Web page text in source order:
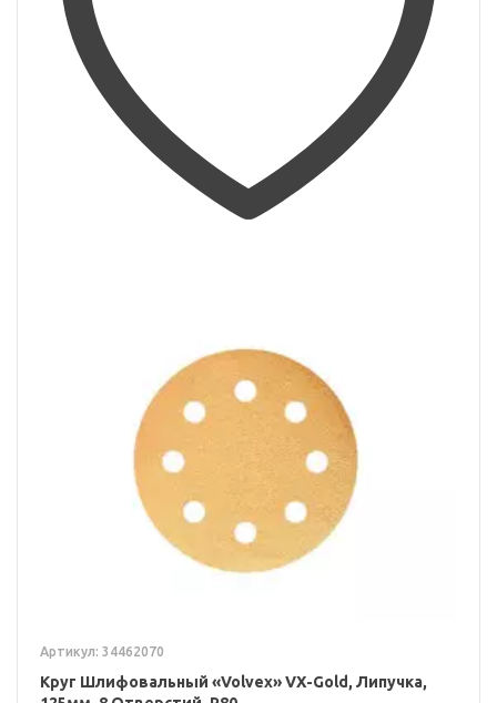
Артикул: 34462070
Круг Шлифовальный «Volvex» VX-Gold, Липучка,